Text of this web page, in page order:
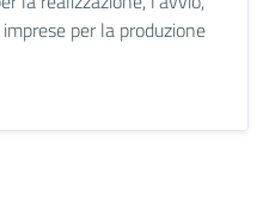
per la produzione